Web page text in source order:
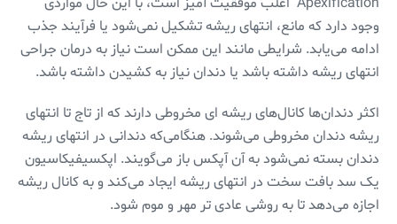
وجود دارد که مانع، انتهای ریشه تشکیل نمی‌شود یا فرآیند جذب
ادامه می‌یابد. شرایطی مانند این ممکن است نیاز به درمان جراحی
انتهای ریشه داشته باشد یا دندان نیاز به کشیدن داشته باشد.
اکثر دندان‌ها کانال‌های ریشه ای مخروطی دارند که از تاج تا انتهای
ریشه دندان مخروطی می‌شوند. هنگامی‌که دندانی در انتهای ریشه
دندان بسته نمی‌شود به آن آپکس باز می‌گویند. اپکسیفیکاسیون
یک سد بافت سخت در انتهای ریشه ایجاد می‌کند و به کانال ریشه
اجازه می‌دهد تا به روشی عادی تر مهر و موم شود.